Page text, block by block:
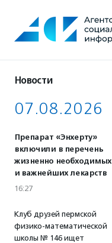
содержанию
Новости
07.08.2026
Препарат «Энхерту»
включили в перечень
жизненно необходимых
и важнейших лекарств
16:27
Клуб друзей пермской
физико-математической
школы № 146 ищет